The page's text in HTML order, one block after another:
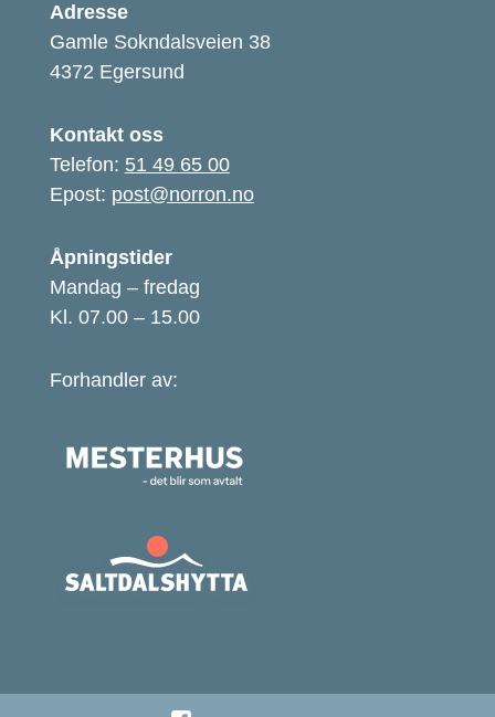
Adresse
Gamle Sokndalsveien 38
4372 Egersund
Kontakt oss
Telefon: 51 49 65 00
Epost: post@norron.no
Åpningstider
Mandag – fredag
Kl. 07.00 – 15.00
Forhandler av: